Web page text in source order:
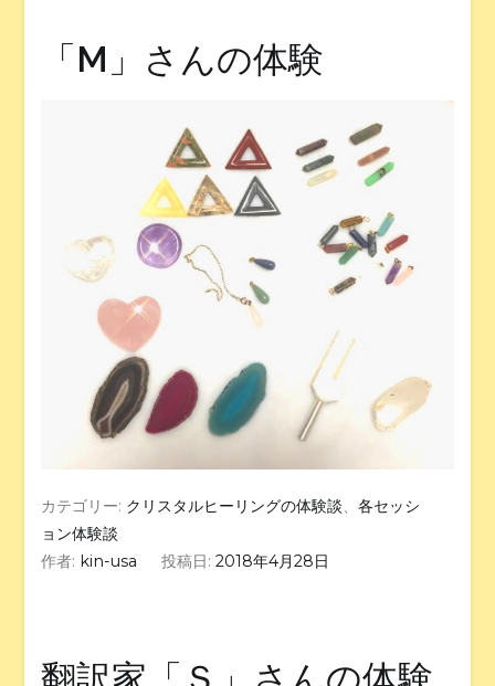
「M」さんの体験
カテゴリー: クリスタルヒーリングの体験談、各セッシ
ョン体験談
作者: kin-usa 投稿日: 2018年4月28日